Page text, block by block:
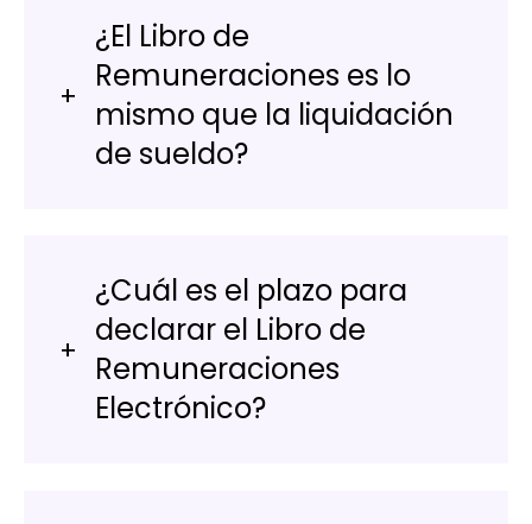
¿El Libro de
Remuneraciones es lo
mismo que la liquidación
de sueldo?
¿Cuál es el plazo para
declarar el Libro de
Remuneraciones
Electrónico?